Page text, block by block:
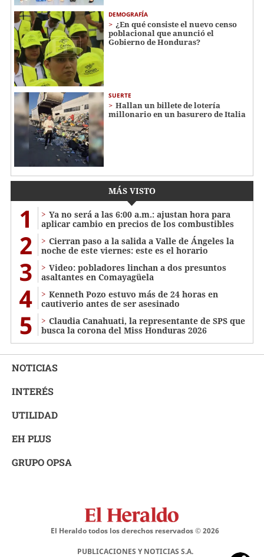
DEMOGRAFÍA
¿En qué consiste el nuevo censo
poblacional que anunció el
Gobierno de Honduras?
SUERTE
Hallan un billete de lotería
millonario en un basurero de Italia
MÁS VISTO
1
Ya no será a las 6:00 a.m.: ajustan hora para
aplicar cambio en precios de los combustibles
2
Cierran paso a la salida a Valle de Ángeles la
noche de este viernes: este es el horario
3
Video: pobladores linchan a dos presuntos
asaltantes en Comayagüela
4
Kenneth Pozo estuvo más de 24 horas en
cautiverio antes de ser asesinado
5
Claudia Canahuati, la representante de SPS que
busca la corona del Miss Honduras 2026
NOTICIAS
INTERÉS
UTILIDAD
EH PLUS
GRUPO OPSA
El Heraldo todos los derechos reservados ©2026
PUBLICACIONES Y NOTICIAS S.A.